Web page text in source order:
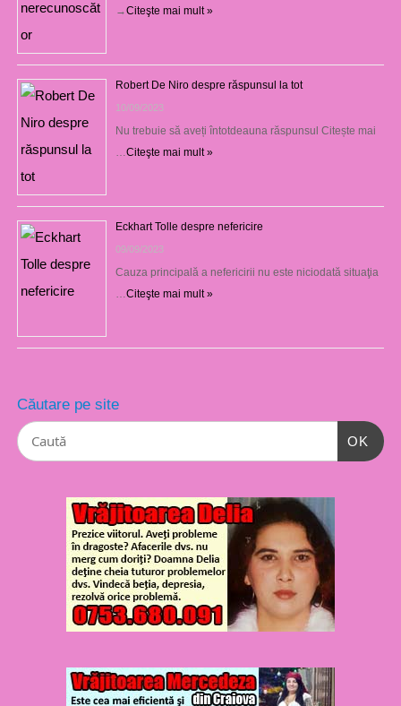
→Citeşte mai mult »
Robert De Niro despre răspunsul la tot
10/09/2023
Nu trebuie să aveți întotdeauna răspunsul Citește mai
…Citeşte mai mult »
Eckhart Tolle despre nefericire
09/09/2023
Cauza principală a nefericirii nu este niciodată situaţia
…Citeşte mai mult »
Căutare pe site
OK